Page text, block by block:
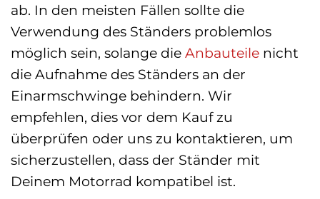
ab. In den meisten Fällen sollte die
Verwendung des Ständers problemlos
möglich sein, solange die Anbauteile nicht
die Aufnahme des Ständers an der
Einarmschwinge behindern. Wir
empfehlen, dies vor dem Kauf zu
überprüfen oder uns zu kontaktieren, um
sicherzustellen, dass der Ständer mit
Deinem Motorrad kompatibel ist.